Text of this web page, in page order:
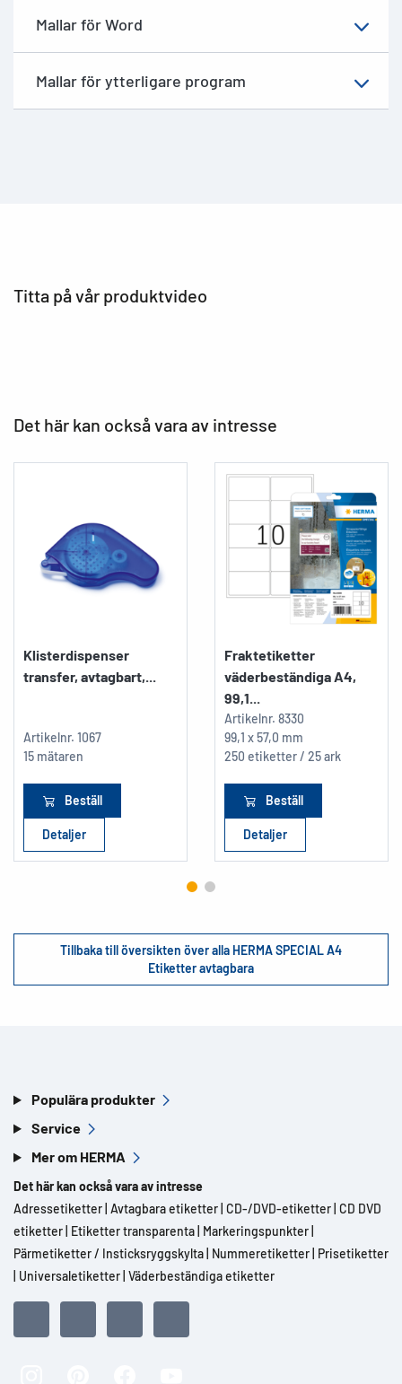
Mallar för Word
Mallar för ytterligare program
Titta på vår produktvideo
Det här kan också vara av intresse
Klisterdispenser
transfer, avtagbart,...
Artikelnr. 1067
15 mätaren
Beställ
Detaljer
Fraktetiketter
väderbeständiga A4,
99,1...
Artikelnr. 8330
99,1 x 57,0 mm
250 etiketter / 25 ark
Beställ
Detaljer
Tillbaka till översikten över alla HERMA SPECIAL A4
Etiketter avtagbara
Populära produkter
Service
Mer om HERMA
Det här kan också vara av intresse
Adressetiketter Avtagbara etiketter CD-/DVD-etiketter CD DVD
etiketter Etiketter transparenta Markeringspunkter
Pärmetiketter / Insticksryggskylta Nummeretiketter Prisetiketter
Universaletiketter Väderbeständiga etiketter